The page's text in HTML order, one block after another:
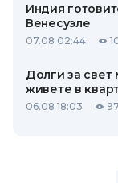
Индия
Венесуэле
07.08 02:44
Долги за свет
живете в
06.08 18:03